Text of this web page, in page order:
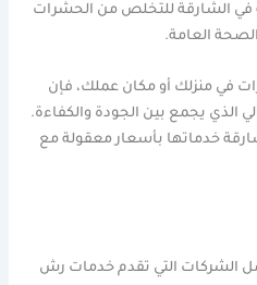
في الشارقة للتخلص من الحشرات
العامة.
في منزلك أو مكان عملك، فإن
الذي يجمع بين الجودة والكفاءة.
خدماتها بأسعار معقولة مع
الشركات التي تقدم خدمات رش